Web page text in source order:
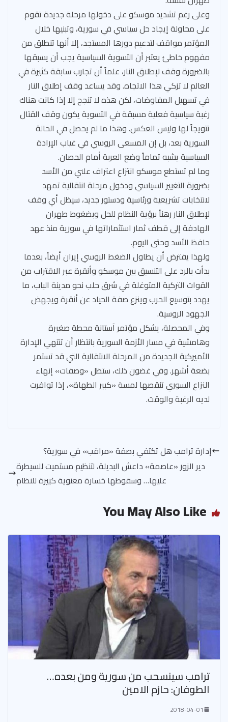
وعلى رغم تشديد موسكو على دخولها مرحلة جديدة تقوم
على محاولة إيجاد حل سياسي في سورية، وتبنيها خلال
المؤتمر مواقف لتدعيم دورها المستجد، إلا أنها تنطلق من
مفهوم خاطئ يعتبر أن التسوية السياسية يجب أن يسبقها
بالضرورة وقف لإطلاق النار، علماً أن تجارب سابقة كثيرة في
العالم لا تزكي هذا الاتجاه. وقد يساعد وقف إطلاق النار
في تسهيل المفاوضات، لكن هذه لا تنجح إلا إذا كانت هناك
رغبة سياسية فعلية مسبقة في التسوية يكون وقف القتال
تتويجاً لها وليس العكس. وهذا ما لم يحصل في الحالة
السورية بعد، بل إن المسعى الروسي في غياب الإرادة
السياسية يشبه تماماً وضع العربة أمام الحصان.
وما لم تستطع موسكو انتزاع اعتراف علني من الأسد
بضرورة التغيير السياسي ودخول مرحلة انتقالية تمهد
لانتخابات تشريعية ورئاسية ودستور جديد، سيظل أي وقف
لإطلاق النار رهناً برؤية النظام للحل وبضغوط طهران
الهادفة إلى قطف ثمار استثماراتها في سورية منذ عهد
حافظ الأسد وحتى اليوم.
ولهذا يفترض أن يطاول الضغط الروسي إيران أيضاً، بعدما
بدأت بالرد على التنسيق بين موسكو وأنقرة عبر الاقتراب من
القوات التركية المتوغلة في شرق حلب نحو مدينة الباب، ما
يهدد بتوسيع الحرب وينزع صفة الحياد عن أنقرة ويجهض
الجهود الروسية.
وفي المحصلة، يشكل مؤتمر آستانة محطة صغيرة
وهامشية في مسار الأزمة السورية بانتظار أن تنتهي الإدارة
الأميركية الجديدة من المرحلة الانتقالية التي قد تستمر
بضعة أشهر. وفي غضون ذلك، ستظل «وصفات» إنهاء
النزاع السوري تنقصها لمسة «كبير الطهاة»، إذا توافرت
لديه الرغبة والوقت.
إدارة ترامب هل تكتفي بصفة «مراقب» في سورية؟
دير الزور «عاصمة» داعش البديلة، لتنظيم مستميت للسيطرة
عليها… وسقوطها خسارة معنوية كبيرة للنظام
You May Also Like
ترامب سينسحب من سورية ومن بعده…
الطوفان: حازم الامين
2018-04-01